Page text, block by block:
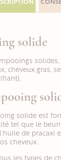
solide
cheveux gras,
solide est
tel que le
de pracaxi
cheveux.